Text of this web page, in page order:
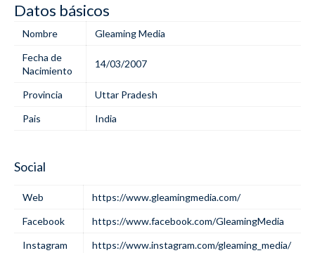
Datos básicos
Nombre
Gleaming Media
Fecha de
Nacimiento
14/03/2007
Provincia
Uttar Pradesh
Pais
India
Social
Web
https://www.gleamingmedia.com/
Facebook
https://www.facebook.com/GleamingMedia
Instagram
https://www.instagram.com/gleaming_media/